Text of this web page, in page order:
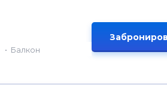
Балкон